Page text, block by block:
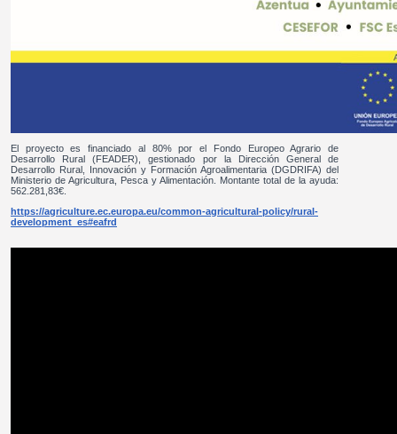
El proyecto es financiado al 80% por el Fondo Europeo Agrario de
Desarrollo Rural (FEADER), gestionado por la Dirección General de
Desarrollo Rural, Innovación y Formación Agroalimentaria (DGDRIFA) del
Ministerio de Agricultura, Pesca y Alimentación. Montante total de la ayuda:
562.281,83€.
https://agriculture.ec.europa.eu/common-agricultural-policy/rural-
development_es#eafrd